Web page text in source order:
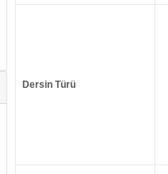
Dersin Türü